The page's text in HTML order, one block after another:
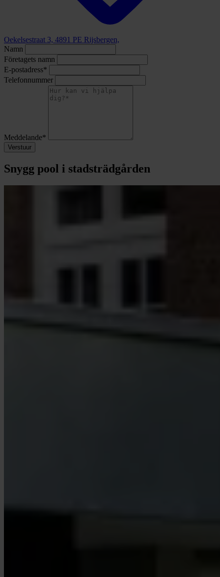
Oekelsestraat 3, 4891 PE Rijsbergen,
Namn
Företagets namn
E-postadress*
Telefonnummer
Meddelande*
Verstuur
Snygg pool i stadsträdgården